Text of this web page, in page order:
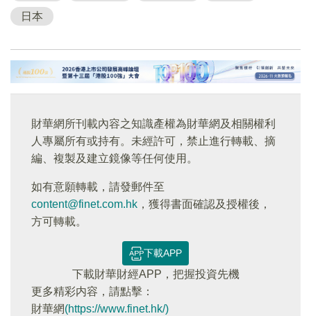
日本
財華網所刊載內容之知識產權為財華網及相關權利
人專屬所有或持有。未經許可，禁止進行轉載、摘
編、複製及建立鏡像等任何使用。
如有意願轉載，請發郵件至
content@finet.com.hk ，獲得書面確認及授權後，
方可轉載。
下載APP
下載財華財經APP，把握投資先機
更多精彩内容，請點擊：
財華網(https://www.finet.hk/)